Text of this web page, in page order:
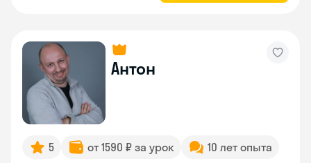
Антон
5 от 1590 ₽ за урок 10 лет опыта